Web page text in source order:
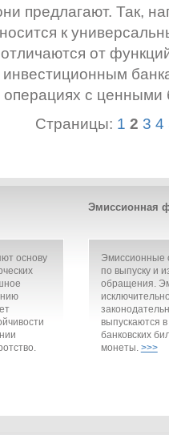
предлагают. Так,
к
от
инвестиционным
операциях с ценными
Страницы: 1 2 3 4
основу
Эмиссионная
Эмиссионные
по выпуску и
обращения.
выпускаются
банковских
монеты. >>>